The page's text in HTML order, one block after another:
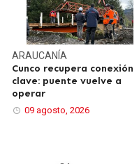
ARAUCANÍA
Cunco recupera conexión
clave: puente vuelve a
operar
09 agosto, 2026